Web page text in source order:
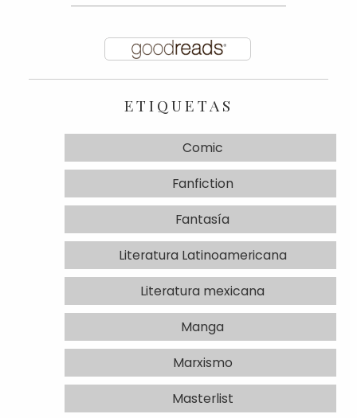
ETIQUETAS
Comic
Fanfiction
Fantasía
Literatura Latinoamericana
Literatura mexicana
Manga
Marxismo
Masterlist